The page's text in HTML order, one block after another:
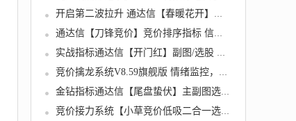
开启第二波拉升 通达信【春暖花开】副图+选股...
通达信【刀锋竞价】竞价排序指标 信号全天不变...
实战指标通达信【开门红】副图/选股 在支撑位...
竞价擒龙系统V8.59旗舰版 情绪监控，追涨、打...
金钻指标通达信【尾盘蛰伏】主副图选股 缩量回...
竞价接力系统【小草竞价低吸二合一选股系统】...